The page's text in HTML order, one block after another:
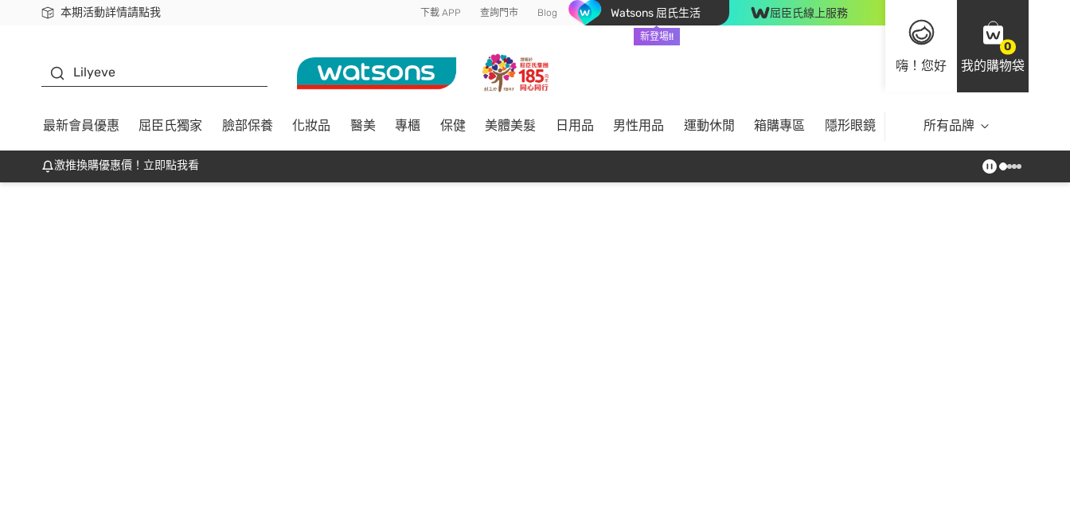
本期活動詳情請點我
下載app最高回饋$350 下載 APP 查詢門市 Blog Watsons 屈氏生活
新登場!!
屈臣氏線上服務
嗨！您好
0
我的購物袋
Lilyeve
最新會員優惠 屈臣氏獨家 臉部保養 化妝品 醫美 專櫃 保健 美體美髮 日用品 男性用品 運動休閒 箱購專區 隱形眼鏡 所有品牌
激推換購優惠價！立即點我看